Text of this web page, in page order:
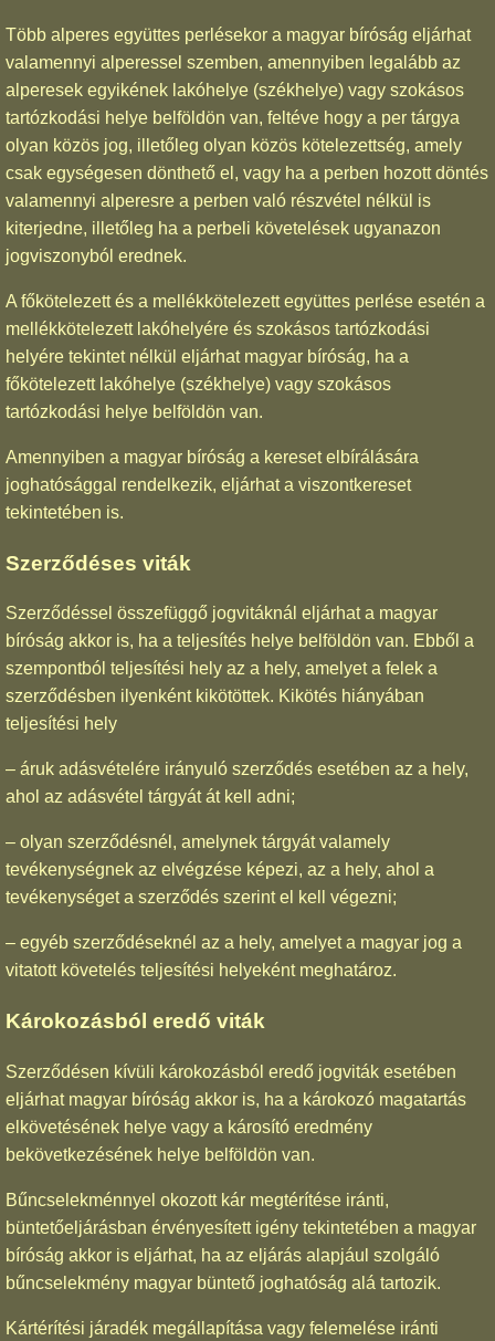
Több alperes együttes perlésekor a magyar bíróság eljárhat
valamennyi alperessel szemben, amennyiben legalább az
alperesek egyikének lakóhelye (székhelye) vagy szokásos
tartózkodási helye belföldön van, feltéve hogy a per tárgya
olyan közös jog, illetőleg olyan közös kötelezettség, amely
csak egységesen dönthető el, vagy ha a perben hozott döntés
valamennyi alperesre a perben való részvétel nélkül is
kiterjedne, illetőleg ha a perbeli követelések ugyanazon
jogviszonyból erednek.
A főkötelezett és a mellékkötelezett együttes perlése esetén a
mellékkötelezett lakóhelyére és szokásos tartózkodási
helyére tekintet nélkül eljárhat magyar bíróság, ha a
főkötelezett lakóhelye (székhelye) vagy szokásos
tartózkodási helye belföldön van.
Amennyiben a magyar bíróság a kereset elbírálására
joghatósággal rendelkezik, eljárhat a viszontkereset
tekintetében is.
Szerződéses viták
Szerződéssel összefüggő jogvitáknál eljárhat a magyar
bíróság akkor is, ha a teljesítés helye belföldön van. Ebből a
szempontból teljesítési hely az a hely, amelyet a felek a
szerződésben ilyenként kikötöttek. Kikötés hiányában
teljesítési hely
– áruk adásvételére irányuló szerződés esetében az a hely,
ahol az adásvétel tárgyát át kell adni;
– olyan szerződésnél, amelynek tárgyát valamely
tevékenységnek az elvégzése képezi, az a hely, ahol a
tevékenységet a szerződés szerint el kell végezni;
– egyéb szerződéseknél az a hely, amelyet a magyar jog a
vitatott követelés teljesítési helyeként meghatároz.
Károkozásból eredő viták
Szerződésen kívüli károkozásból eredő jogviták esetében
eljárhat magyar bíróság akkor is, ha a károkozó magatartás
elkövetésének helye vagy a károsító eredmény
bekövetkezésének helye belföldön van.
Bűncselekménnyel okozott kár megtérítése iránti,
büntetőeljárásban érvényesített igény tekintetében a magyar
bíróság akkor is eljárhat, ha az eljárás alapjául szolgáló
bűncselekmény magyar büntető joghatóság alá tartozik.
Kártérítési járadék megállapítása vagy felemelése iránti